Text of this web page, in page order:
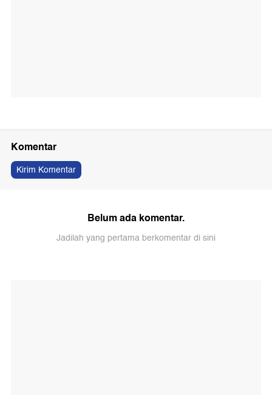
Komentar
Kirim Komentar
Belum ada komentar.
Jadilah yang pertama berkomentar di sini